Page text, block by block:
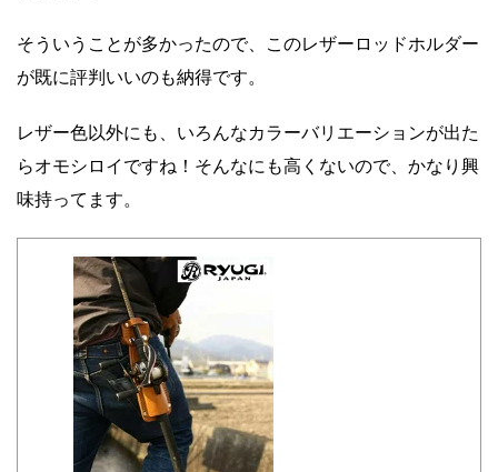
そういうことが多かったので、このレザーロッドホルダー
が既に評判いいのも納得です。
レザー色以外にも、いろんなカラーバリエーションが出た
らオモシロイですね！そんなにも高くないので、かなり興
味持ってます。